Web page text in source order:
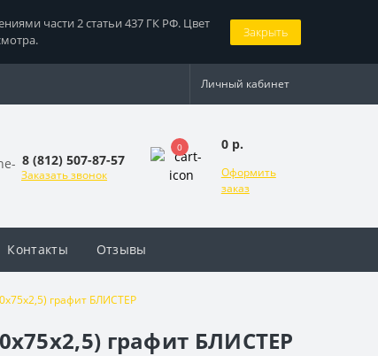
части 2 статьи 437 ГК РФ. Цвет
Закрыть
Личный кабинет
8 (812) 507-87-57
Заказать звонок
0 0 р.
Оформить
заказ
Контакты Отзывы
графит БЛИСТЕР
графит БЛИСТЕР